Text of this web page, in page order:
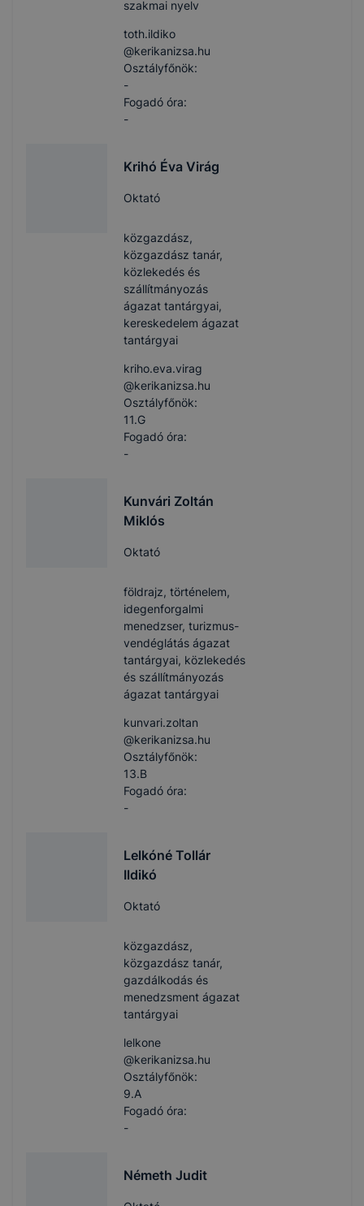
szakmai nyelv
toth.ildiko​
@kerikanizsa.hu
Osztályfőnök:
-
Fogadó óra:
-
Krihó Éva Virág
Oktató
közgazdász,
közgazdász tanár,
közlekedés és
szállítmányozás
ágazat tantárgyai,
kereskedelem ágazat
tantárgyai
kriho.eva.virag​
@kerikanizsa.hu
Osztályfőnök:
11.G
Fogadó óra:
-
Kunvári Zoltán
Miklós
Oktató
földrajz, történelem,
idegenforgalmi
menedzser, turizmus-
vendéglátás ágazat
tantárgyai, közlekedés
és szállítmányozás
ágazat tantárgyai
kunvari.zoltan​
@kerikanizsa.hu
Osztályfőnök:
13.B
Fogadó óra:
-
Lelkóné Tollár
Ildikó
Oktató
közgazdász,
közgazdász tanár,
gazdálkodás és
menedzsment ágazat
tantárgyai
lelkone​
@kerikanizsa.hu
Osztályfőnök:
9.A
Fogadó óra:
-
Németh Judit